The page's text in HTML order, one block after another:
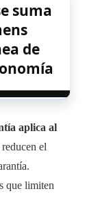
suma
de
aplica al
el
que limiten